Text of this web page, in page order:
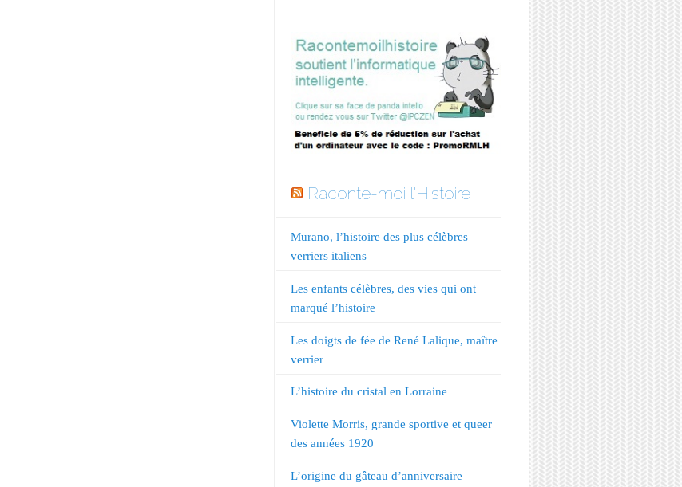
Raconte-moi l'Histoire
Murano, l’histoire des plus célèbres
verriers italiens
Les enfants célèbres, des vies qui ont
marqué l’histoire
Les doigts de fée de René Lalique, maître
verrier
L’histoire du cristal en Lorraine
Violette Morris, grande sportive et queer
des années 1920
L’origine du gâteau d’anniversaire